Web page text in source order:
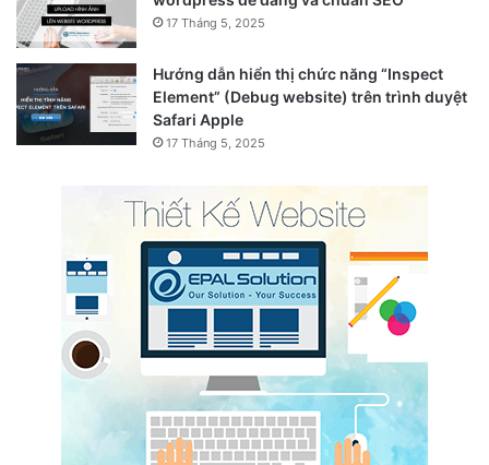
17 Tháng 5, 2025
Hướng dẫn hiển thị chức năng “Inspect
Element” (Debug website) trên trình duyệt
Safari Apple
17 Tháng 5, 2025